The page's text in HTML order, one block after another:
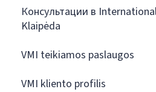
Консультации в
Klaipėda
VMI teikiamos paslaugos
VMI kliento profilis